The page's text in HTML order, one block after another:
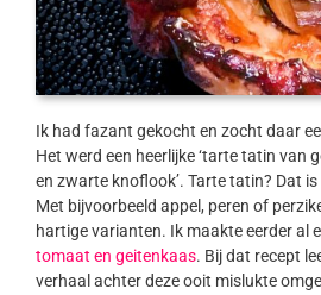
Ik had fazant gekocht en zocht daar
Het werd een heerlijke ‘tarte tatin van
en zwarte knoflook’. Tarte tatin? Dat
Met bijvoorbeeld appel, peren of
hartige varianten. Ik maakte eerder al
tomaat en geitenkaas. Bij dat recept
verhaal achter deze ooit mislukte